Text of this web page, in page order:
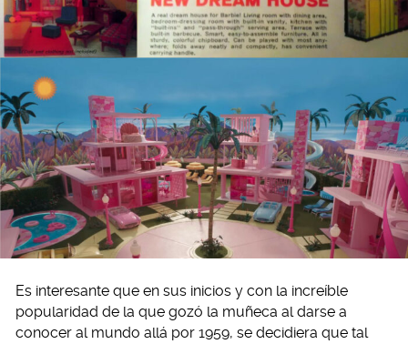
Es interesante que en sus inicios y con la increíble
popularidad de la que gozó la muñeca al darse a
conocer al mundo allá por 1959, se decidiera que tal